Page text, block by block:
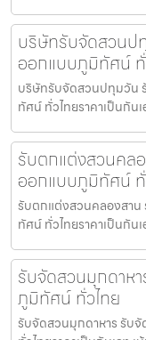
บริษัทรับจัดสวนป
ออกแบบภูมิทัศน์ ทั่
บริษัทรับจัดสวนปทุมวัน
ทัศน์ ทั่วไทยราคาเป็นกั
รับตกแต่งสวนคล
ออกแบบภูมิทัศน์ ทั่
รับตกแต่งสวนคลองสา
ทัศน์ ทั่วไทยราคาเป็นกั
รับจัดสวนมุกดาห
ภูมิทัศน์ ทั่วไทย
รับจัดสวนมุกดาหาร รับ